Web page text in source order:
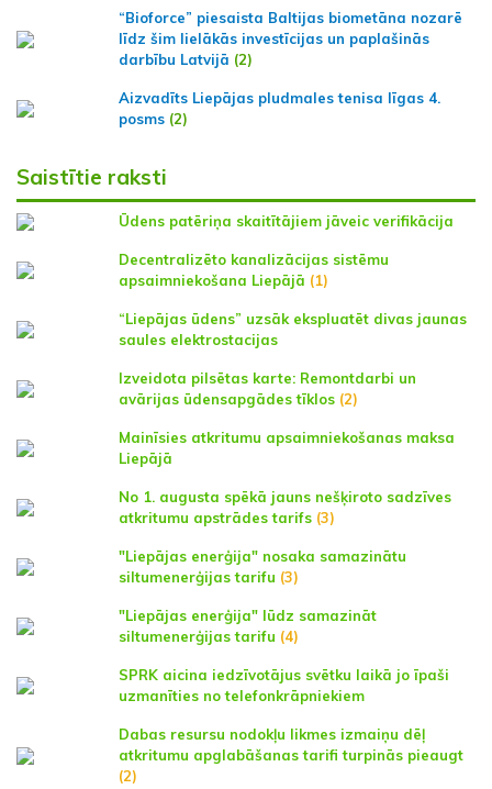
“Bioforce” piesaista Baltijas biometāna nozarē
līdz šim lielākās investīcijas un paplašinās
darbību Latvijā (2)
Aizvadīts Liepājas pludmales tenisa līgas 4.
posms (2)
Saistītie raksti
Ūdens patēriņa skaitītājiem jāveic verifikācija
Decentralizēto kanalizācijas sistēmu
apsaimniekošana Liepājā (1)
“Liepājas ūdens” uzsāk ekspluatēt divas jaunas
saules elektrostacijas
Izveidota pilsētas karte: Remontdarbi un
avārijas ūdensapgādes tīklos (2)
Mainīsies atkritumu apsaimniekošanas maksa
Liepājā
No 1. augusta spēkā jauns nešķiroto sadzīves
atkritumu apstrādes tarifs (3)
"Liepājas enerģija" nosaka samazinātu
siltumenerģijas tarifu (3)
"Liepājas enerģija" lūdz samazināt
siltumenerģijas tarifu (4)
SPRK aicina iedzīvotājus svētku laikā jo īpaši
uzmanīties no telefonkrāpniekiem
Dabas resursu nodokļu likmes izmaiņu dēļ
atkritumu apglabāšanas tarifi turpinās pieaugt
(2)